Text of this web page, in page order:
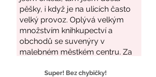
Super! Bez chybičky!